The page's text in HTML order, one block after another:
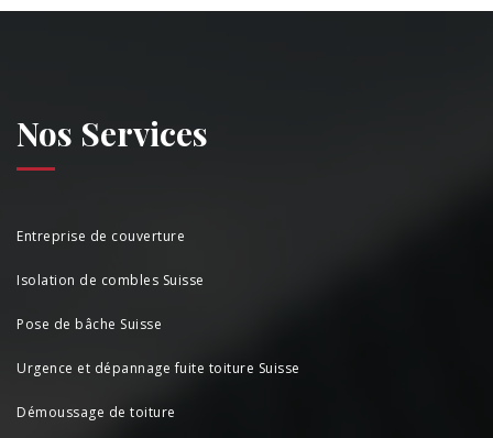
Nos Services
Entreprise de couverture
Isolation de combles Suisse
Pose de bâche Suisse
Urgence et dépannage fuite toiture Suisse
Démoussage de toiture